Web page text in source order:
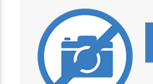
Basket.php